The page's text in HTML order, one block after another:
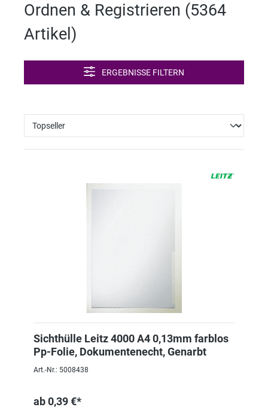
ng
Ordnen & Registrieren (5364
Artikel )
ERGEBNISSE FILTERN
Sichthülle Leitz 4000 A4 0,13mm farblos
Pp-Folie, Dokumentenecht, Genarbt
Art.-Nr.: 5008438
ab0,39 €*